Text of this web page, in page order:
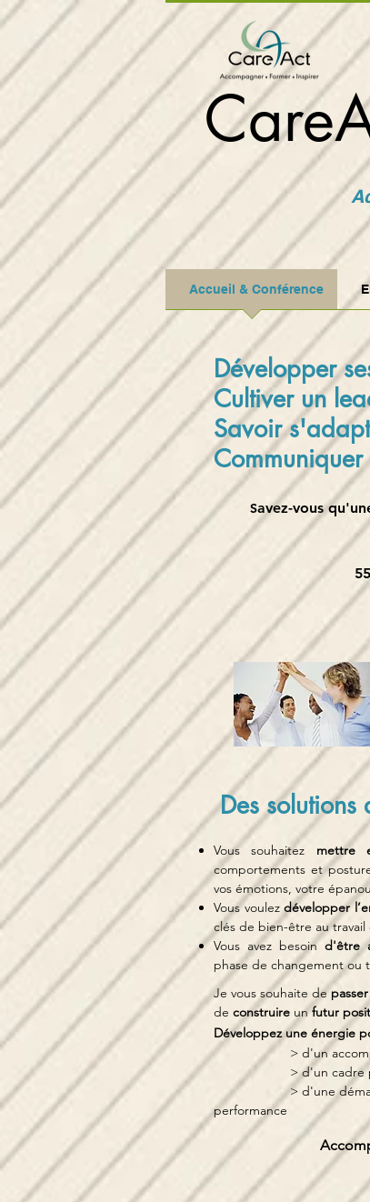
Accueil & Conférence
Développer
Cultiver un
Savoir
Savez-vous
55
Des
Vous souhaitez mettre
comportements et
vos émotions, votre
Vous voulezdévelopper
clés de bien-être au
Vous avez besoin d'être
phase de changement ou
Je vous souhaite de
de construire unfutur
Développez une énergie
> d'un
> d'un cadre positif
> d'une démarche
performance